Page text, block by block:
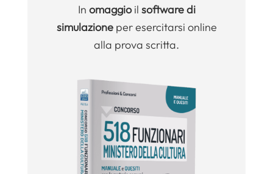
In omaggioil software di
simulazioneper esercitarsi online
alla prova scritta.